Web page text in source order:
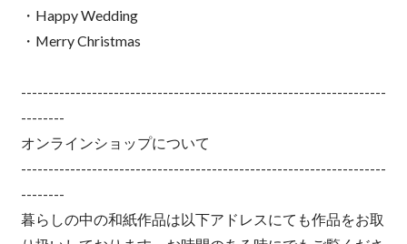
・Happy Wedding
・Merry Christmas
-------------------------------------------------------------------
--------
オンラインショップについて
-------------------------------------------------------------------
--------
暮らしの中の和紙作品は以下アドレスにても作品をお取